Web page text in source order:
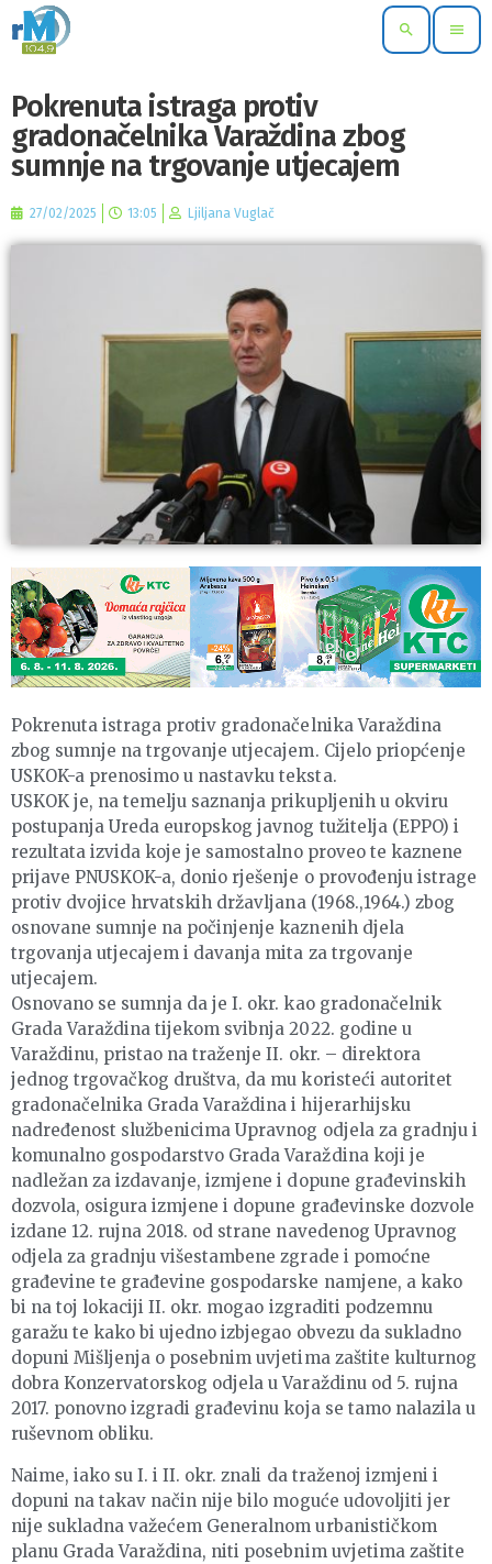
search menu
Pokrenuta istraga protiv
gradonačelnika Varaždina zbog
sumnje na trgovanje utjecajem
27/02/2025 13:05 Ljiljana Vuglač
Pokrenuta istraga protiv gradonačelnika Varaždina
zbog sumnje na trgovanje utjecajem. Cijelo priopćenje
USKOK-a prenosimo u nastavku teksta.
USKOK je, na temelju saznanja prikupljenih u okviru
postupanja Ureda europskog javnog tužitelja (EPPO) i
rezultata izvida koje je samostalno proveo te kaznene
prijave PNUSKOK-a, donio rješenje o provođenju istrage
protiv dvojice hrvatskih državljana (1968.,1964.) zbog
osnovane sumnje na počinjenje kaznenih djela
trgovanja utjecajem i davanja mita za trgovanje
utjecajem.
Osnovano se sumnja da je I. okr. kao gradonačelnik
Grada Varaždina tijekom svibnja 2022. godine u
Varaždinu, pristao na traženje II. okr. – direktora
jednog trgovačkog društva, da mu koristeći autoritet
gradonačelnika Grada Varaždina i hijerarhijsku
nadređenost službenicima Upravnog odjela za gradnju i
komunalno gospodarstvo Grada Varaždina koji je
nadležan za izdavanje, izmjene i dopune građevinskih
dozvola, osigura izmjene i dopune građevinske dozvole
izdane 12. rujna 2018. od strane navedenog Upravnog
odjela za gradnju višestambene zgrade i pomoćne
građevine te građevine gospodarske namjene, a kako
bi na toj lokaciji II. okr. mogao izgraditi podzemnu
garažu te kako bi ujedno izbjegao obvezu da sukladno
dopuni Mišljenja o posebnim uvjetima zaštite kulturnog
dobra Konzervatorskog odjela u Varaždinu od 5. rujna
2017. ponovno izgradi građevinu koja se tamo nalazila u
ruševnom obliku.
Naime, iako su I. i II. okr. znali da traženoj izmjeni i
dopuni na takav način nije bilo moguće udovoljiti jer
nije sukladna važećem Generalnom urbanističkom
planu Grada Varaždina, niti posebnim uvjetima zaštite